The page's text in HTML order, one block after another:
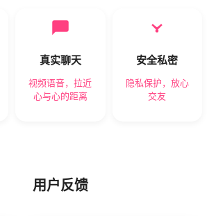
真实聊天
视频语音，拉近
心与心的距离
安全私密
隐私保护，放心
交友
用户反馈